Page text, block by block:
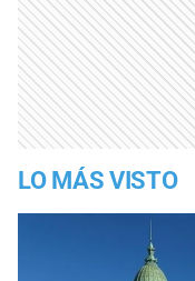
LO MÁS VISTO